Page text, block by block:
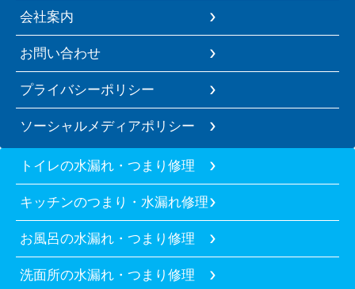
会社案内
お問い合わせ
プライバシーポリシー
ソーシャルメディアポリシー
トイレの水漏れ・つまり修理
キッチンのつまり・水漏れ修理
お風呂の水漏れ・つまり修理
洗面所の水漏れ・つまり修理